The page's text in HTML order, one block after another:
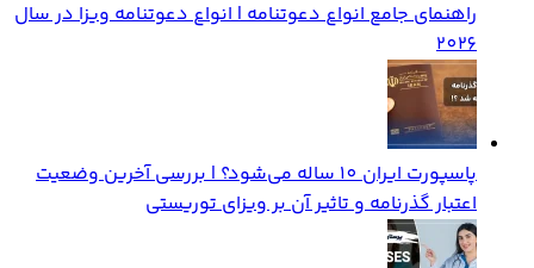
راهنمای جامع انواع دعوتنامه | انواع دعوتنامه ویزا در سال
2026
پاسپورت ایران 10 ساله می‌شود؟ | بررسی آخرین وضعیت
اعتبار گذرنامه و تاثیر آن بر ویزای توریستی